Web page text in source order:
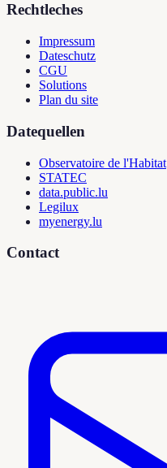
Rechtleches
Impressum
Dateschutz
CGU
Solutions
Plan du site
Datequellen
Observatoire de l'Habitat
STATEC
data.public.lu
Legilux
myenergy.lu
Contact